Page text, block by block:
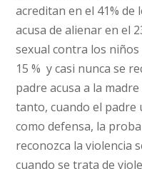
acreditan en el 41% de
acusa de alienar en el
sexual contra los
15 % y casi nunca se
padre acusa a la
tanto, cuando el padre
como defensa, la
reconozca la violencia
cuando se trata de